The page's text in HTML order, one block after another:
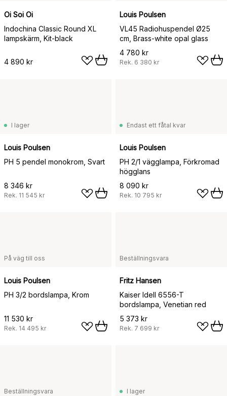
Oi Soi Oi
Indochina Classic Round XL
lampskärm, Kit-black
4 890 kr
Louis Poulsen
VL45 Radiohuspendel Ø25
cm, Brass-white opal glass
4 780 kr
Rek. 6 380 kr
I lager
Louis Poulsen
PH 5 pendel monokrom, Svart
8 346 kr
Rek. 11 545 kr
Endast ett fåtal kvar
Louis Poulsen
PH 2/1 vägglampa, Förkromad
högglans
8 090 kr
Rek. 10 795 kr
På väg till oss
Louis Poulsen
PH 3/2 bordslampa, Krom
11 530 kr
Rek. 14 495 kr
Beställningsvara
Fritz Hansen
Kaiser Idell 6556-T
bordslampa, Venetian red
5 373 kr
Rek. 7 699 kr
Beställningsvara I lager